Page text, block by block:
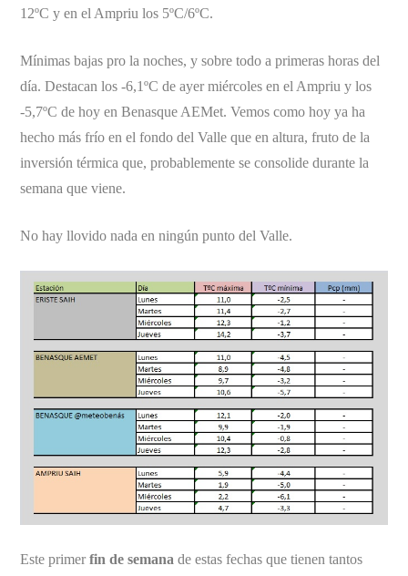
12ºC y en el Ampriu los 5ºC/6ºC.
Mínimas bajas pro la noches, y sobre todo a primeras horas del
día. Destacan los -6,1ºC de ayer miércoles en el Ampriu y los
-5,7ºC de hoy en Benasque AEMet. Vemos como hoy ya ha
hecho más frío en el fondo del Valle que en altura, fruto de la
inversión térmica que, probablemente se consolide durante la
semana que viene.
No hay llovido nada en ningún punto del Valle.
Este primerfin de semana de estas fechas que tienen tantos